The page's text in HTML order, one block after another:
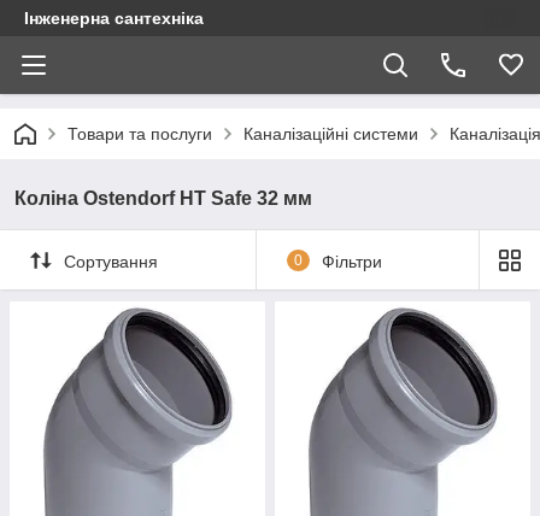
Інженерна сантехніка
Товари та послуги Каналізаційні системи
Коліна Ostendorf HT Safe 32 мм
Сортування 0 Фільтри